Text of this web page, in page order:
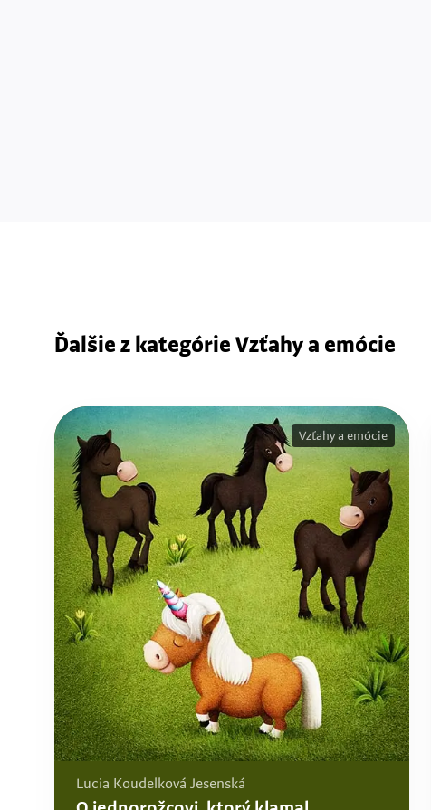
Ďalšie z kategórie Vzťahy a emócie
Lucia Koudelková Jesenská
Vzťahy a emócie